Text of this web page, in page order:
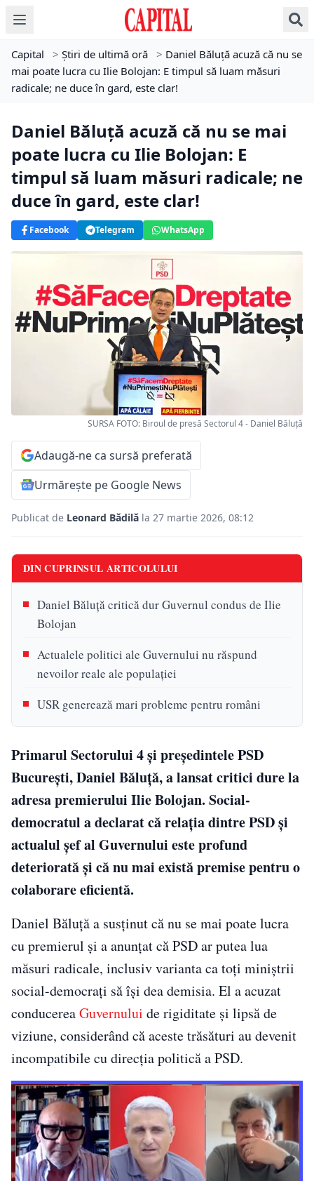
Capital > Știri de ultimă oră > Daniel Băluță acuză că nu se
mai poate lucra cu Ilie Bolojan: E timpul să luam măsuri
radicale; ne duce în gard, este clar!
Daniel Băluță acuză că nu se mai
poate lucra cu Ilie Bolojan: E
timpul să luam măsuri radicale; ne
duce în gard, este clar!
Facebook Telegram WhatsApp
SURSA FOTO: Biroul de presă Sectorul 4 - Daniel Băluță
Adaugă-ne ca sursă preferată
Urmărește pe Google News
Publicat de Leonard Bădilă la 27 martie 2026, 08:12
DIN CUPRINSUL ARTICOLULUI
Daniel Băluță critică dur Guvernul condus de Ilie
Bolojan
Actualele politici ale Guvernului nu răspund
nevoilor reale ale populației
USR generează mari probleme pentru români
Primarul Sectorului 4 și președintele PSD
București, Daniel Băluță, a lansat critici dure la
adresa premierului Ilie Bolojan. Social-
democratul a declarat că relația dintre PSD și
actualul șef al Guvernului este profund
deteriorată și că nu mai există premise pentru o
colaborare eficientă.
Daniel Băluță a susținut că nu se mai poate lucra
cu premierul și a anunțat că PSD ar putea lua
măsuri radicale, inclusiv varianta ca toți miniștrii
social-democrați să își dea demisia. El a acuzat
conducereaGuvernului de rigiditate și lipsă de
viziune, considerând că aceste trăsături au devenit
incompatibile cu direcția politică a PSD.